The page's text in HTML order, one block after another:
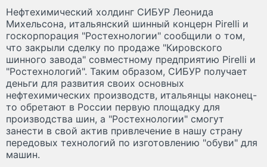
Нефтехимический холдинг СИБУР Леонида
Михельсона, итальянский шинный концерн Pirelli и
госкорпорация "Ростехнологии" сообщили о том,
что закрыли сделку по продаже "Кировского
шинного завода" совместному предприятию Pirelli и
"Ростехнологий". Таким образом, СИБУР получает
деньги для развития своих основных
нефтехимических производств, итальянцы наконец-
то обретают в России первую площадку для
производства шин, а "Ростехнологии" смогут
занести в свой актив привлечение в нашу страну
передовых технологий по изготовлению "обуви" для
машин.